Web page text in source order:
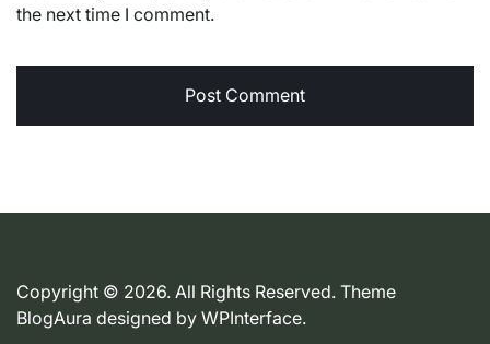
the next time I comment.
Copyright © 2026. All Rights Reserved. Theme
BlogAura designed by WPInterface.